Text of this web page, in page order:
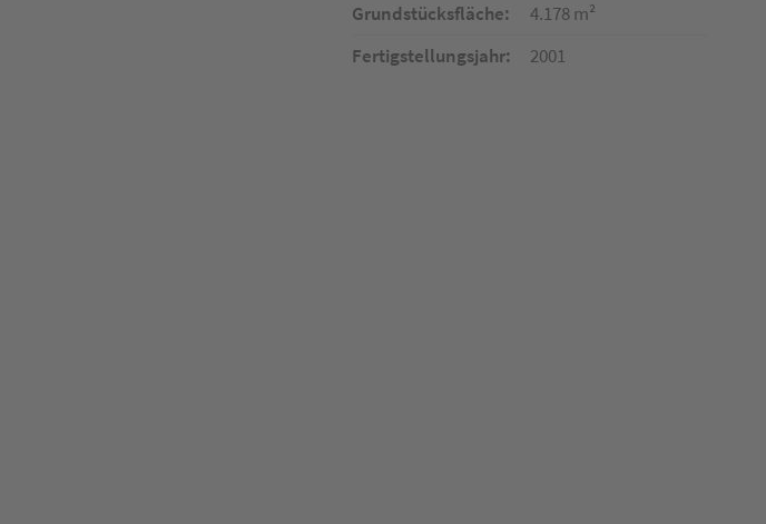
Grundstücksfläche:
4.178 m²
Fertigstellungsjahr:
2001